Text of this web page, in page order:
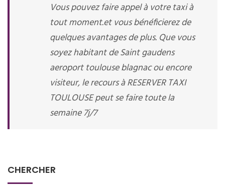
Vous pouvez faire appel à votre taxi à
tout moment.et vous bénéficierez de
quelques avantages de plus. Que vous
soyez habitant de Saint gaudens
aeroport toulouse blagnac ou encore
visiteur, le recours à RESERVER TAXI
TOULOUSE peut se faire toute la
semaine 7j/7
CHERCHER